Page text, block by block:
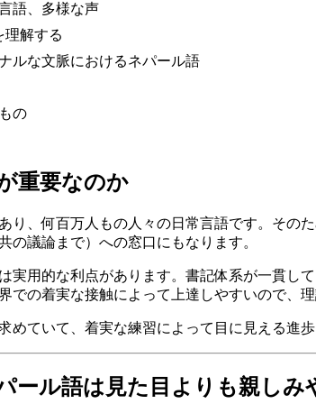
語、多様な声
理解する
ルな文脈におけるネパール語
の
重要なのか
り、何百万人もの人々の日常言語です。その
の議論まで）への窓口にもなります。
実用的な利点があります。書記体系が一貫し
での着実な接触によって上達しやすいので、
めていて、着実な練習によって目に見える進
ール語は見た目よりも親しみ